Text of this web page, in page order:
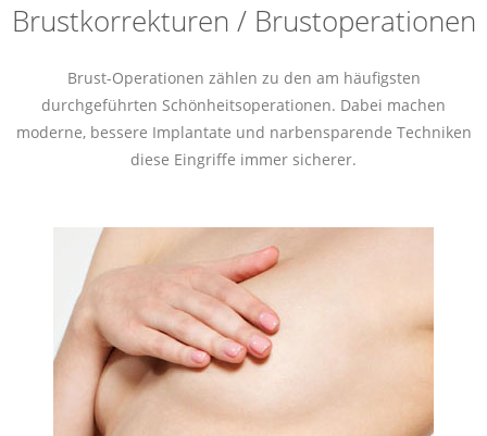
Brustkorrekturen / Brustoperationen
Brust-Operationen zählen zu den am häufigsten
durchgeführten Schönheitsoperationen. Dabei machen
moderne, bessere Implantate und narbensparende Techniken
diese Eingriffe immer sicherer.